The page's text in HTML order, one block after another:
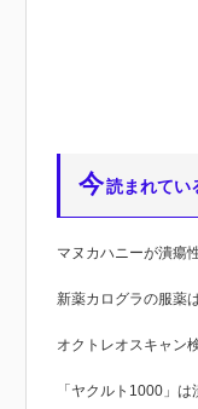
今読まれてい
マヌカハニーが潰瘍
新薬カログラの服薬
オクトレオスキャン
「ヤクルト1000」